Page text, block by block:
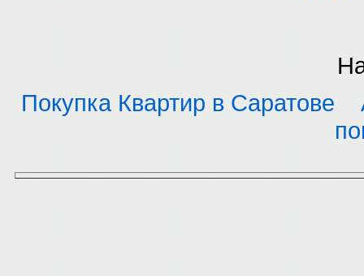
Покупка Квартир в Саратове